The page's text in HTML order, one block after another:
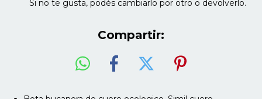
Si no te gusta, podés cambiarlo por otro o devolverlo.
Compartir: